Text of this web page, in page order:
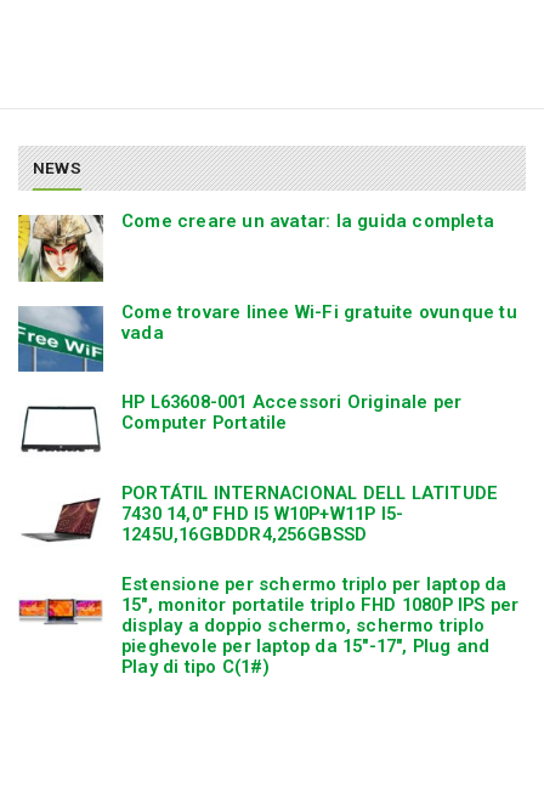
NEWS
Come creare un avatar: la guida completa
Come trovare linee Wi-Fi gratuite ovunque tu
vada
HP L63608-001 Accessori Originale per
Computer Portatile
PORTÁTIL INTERNACIONAL DELL LATITUDE
7430 14,0″ FHD I5 W10P+W11P I5-
1245U,16GBDDR4,256GBSSD
Estensione per schermo triplo per laptop da
15″, monitor portatile triplo FHD 1080P IPS per
display a doppio schermo, schermo triplo
pieghevole per laptop da 15″-17″, Plug and
Play di tipo C(1#)